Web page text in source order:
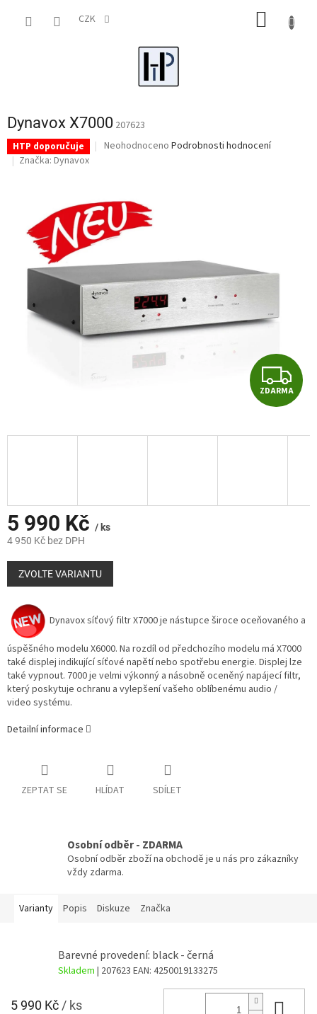
CZK
Dynavox X7000 207623
HTP doporučuje
Průměrné
0,0
z
5
hvězdiček.
Neohodnoceno Podrobnosti hodnocení
Značka: Dynavox
Z
D
A
ZDARMA
5 990 Kč / ks
4 950 Kč bez DPH
Měrná
cena:
ZVOLTE VARIANTU
Dynavox síťový filtr X7000 je nástupce široce oceňovaného a
úspěšného modelu X6000. Na rozdíl od předchozího modelu má X7000
také displej indikující síťové napětí nebo spotřebu energie. Displej lze
také vypnout. 7000je velmi výkonný a násobně oceněný napájecí filtr,
který poskytuje ochranu a vylepšení vašeho oblíbenému audio /
video systému.
Detailní informace
ZEPTAT SE HLÍDAT SDÍLET
Osobní odběr - ZDARMA
Osobní odběr zboží na obchodě je u nás pro zákazníky
vždy zdarma.
Varianty Popis Diskuze Značka
Barevné provedení: black - černá
Skladem | 207623 EAN: 4250019133275
5 990 Kč/ ks